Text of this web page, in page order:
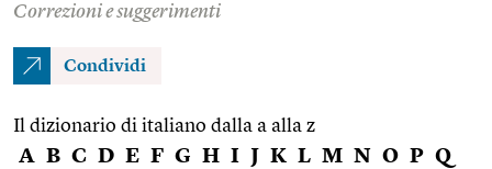
Correzioni e suggerimenti
Condividi
Il dizionario di italiano dalla a alla z
A B C D E F G H I J K L M N O P Q